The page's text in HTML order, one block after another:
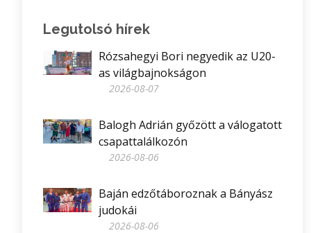
Legutolsó hírek
Rózsahegyi Bori negyedik az U20-
as világbajnokságon
2026-08-07
Balogh Adrián győzött a válogatott
csapattalálkozón
2026-08-06
Baján edzőtáboroznak a Bányász
judokái
2026-08-06